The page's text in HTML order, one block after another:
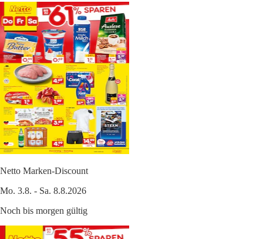
Netto Marken-Discount
Mo. 3.8. - Sa. 8.8.2026
Noch bis morgen gültig